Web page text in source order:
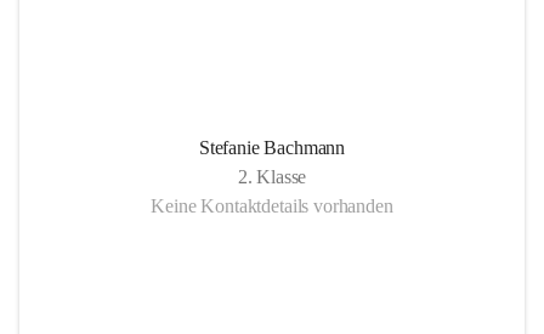
Stefanie Bachmann
2. Klasse
Keine Kontaktdetails vorhanden